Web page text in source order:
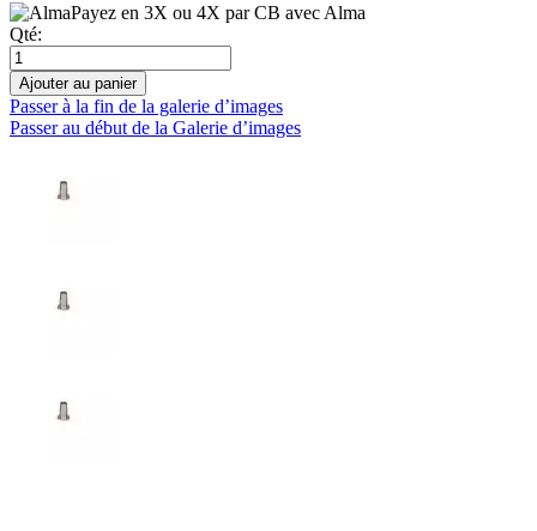
Payez en 3X ou 4X par CB avec Alma
Qté:
Ajouter au panier
Passer à la fin de la galerie d’images
Passer au début de la Galerie d’images